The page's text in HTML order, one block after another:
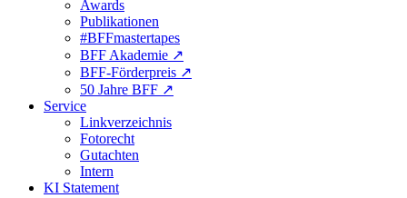
Awards
Publikationen
#BFFmastertapes
BFF Akademie ↗︎
BFF-Förderpreis ↗︎
50 Jahre BFF ↗︎
Service
Linkverzeichnis
Fotorecht
Gutachten
Intern
KI Statement